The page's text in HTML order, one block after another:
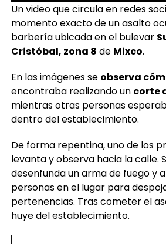
Un video que circula en redes
momento exacto de un asalto
barbería ubicada en el bulevar
Cristóbal, zona 8 de Mixco.
En las imágenes se observa
encontraba realizando un corte
mientras otras personas
dentro del establecimiento.
De forma repentina, uno de los
levanta y observa hacia la calle.
desenfunda un arma de fuego y
personas en el lugar para
pertenencias. Tras cometer el
huye del establecimiento.